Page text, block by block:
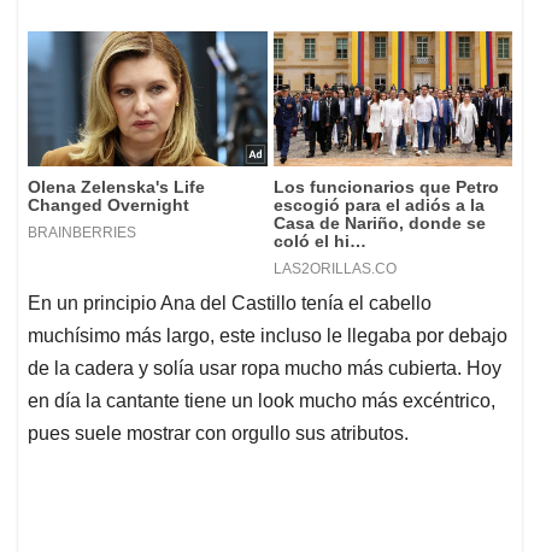
En un principio Ana del Castillo tenía el cabello
muchísimo más largo, este incluso le llegaba por debajo
de la cadera y solía usar ropa mucho más cubierta. Hoy
en día la cantante tiene un look mucho más excéntrico,
pues suele mostrar con orgullo sus atributos.